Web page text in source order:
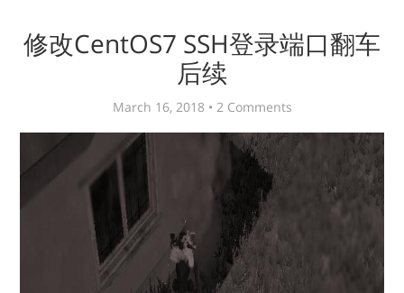
修改CentOS7 SSH登录端口翻车
后续
March 16, 2018 • 2 Comments